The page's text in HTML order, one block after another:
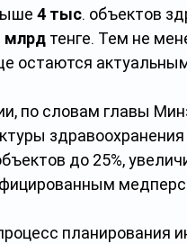
4 тыс. объектов
млрд тенге. Тем не
остаются
по словам главы
до 25%,
планирования